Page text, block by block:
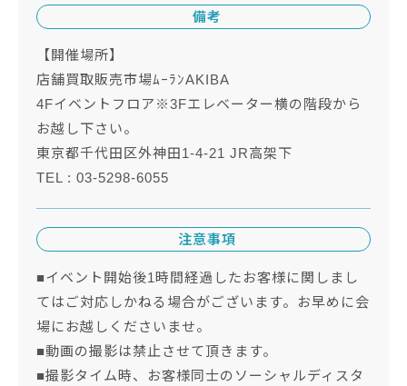
備考
【開催場所】
店舗買取販売市場ﾑｰﾗﾝAKIBA
4Fイベントフロア※3Fエレベーター横の階段から
お越し下さい。
東京都千代田区外神田1-4-21 JR高架下
TEL : 03-5298-6055
注意事項
■イベント開始後1時間経過したお客様に関しまし
てはご対応しかねる場合がございます。お早めに会
場にお越しくださいませ。
■動画の撮影は禁止させて頂きます。
■撮影タイム時、お客様同士のソーシャルディスタ